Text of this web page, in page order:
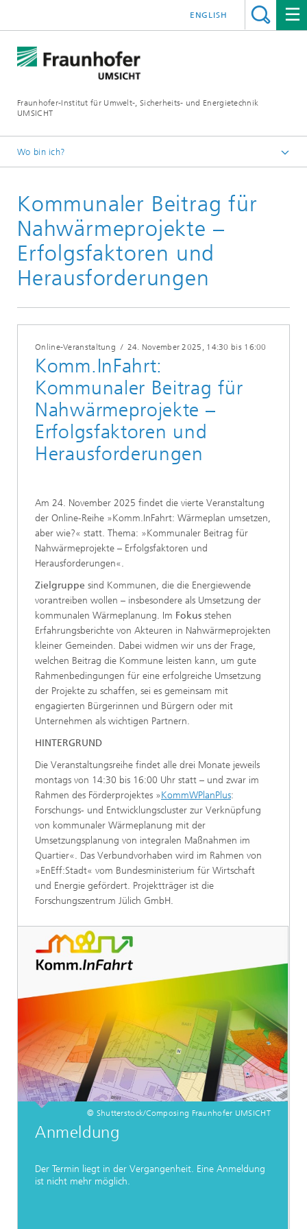
Fraunhofer-Institut für Umwelt-, Sicherheits- und Energietechnik
UMSICHT
ENGLISH
Wo bin ich?
Kommunaler Beitrag für
Nahwärmeprojekte –
Erfolgsfaktoren und
Herausforderungen
Online-Veranstaltung / 24. November 2025 , 14:30 bis 16:00
Komm.InFahrt:
Kommunaler Beitrag für
Nahwärmeprojekte –
Erfolgsfaktoren und
Herausforderungen
Am 24. November 2025 findet die vierte Veranstaltung
der Online-Reihe »Komm.InFahrt: Wärmeplan umsetzen,
aber wie?« statt. Thema: »Kommunaler Beitrag für
Nahwärmeprojekte – Erfolgsfaktoren und
Herausforderungen«.
Zielgruppe sind Kommunen, die die Energiewende
vorantreiben wollen – insbesondere als Umsetzung der
kommunalen Wärmeplanung. Im Fokus stehen
Erfahrungsberichte von Akteuren in Nahwärmeprojekten
kleiner Gemeinden. Dabei widmen wir uns der Frage,
welchen Beitrag die Kommune leisten kann, um gute
Rahmenbedingungen für eine erfolgreiche Umsetzung
der Projekte zu schaffen, sei es gemeinsam mit
engagierten Bürgerinnen und Bürgern oder mit
Unternehmen als wichtigen Partnern.
HINTERGRUND
Die Veranstaltungsreihe findet alle drei Monate jeweils
montags von 14:30 bis 16:00 Uhr statt – und zwar im
Rahmen des Förderprojektes »KommWPlanPlus:
Forschungs- und Entwicklungscluster zur Verknüpfung
von kommunaler Wärmeplanung mit der
Umsetzungsplanung von integralen Maßnahmen im
Quartier«. Das Verbundvorhaben wird im Rahmen von
»EnEff:Stadt« vom Bundesministerium für Wirtschaft
und Energie gefördert. Projektträger ist die
Forschungszentrum Jülich GmbH.
© Shutterstock/Composing Fraunhofer UMSICHT
Anmeldung
Der Termin liegt in der Vergangenheit. Eine Anmeldung
ist nicht mehr möglich.